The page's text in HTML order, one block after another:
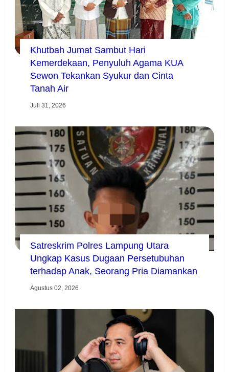
Khutbah Jumat Sambut Hari
Kemerdekaan, Penyuluh Agama KUA
Sewon Tekankan Syukur dan Cinta
Tanah Air
Juli 31, 2026
Satreskrim Polres Lampung Utara
Ungkap Kasus Dugaan Persetubuhan
terhadap Anak, Seorang Pria Diamankan
Agustus 02, 2026